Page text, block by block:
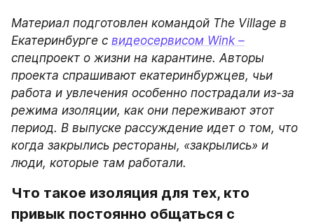
Материал подготовлен командой The Village в
Екатеринбурге с видеосервисом Wink –
спецпроект о жизни на карантине. Авторы
проекта спрашивают екатеринбуржцев, чьи
работа и увлечения особенно пострадали из-за
режима изоляции, как они переживают этот
период. В выпуске рассуждение идет о том, что
когда закрылись рестораны, «закрылись» и
люди, которые там работали.
Что такое изоляция для тех, кто
привык постоянно общаться с